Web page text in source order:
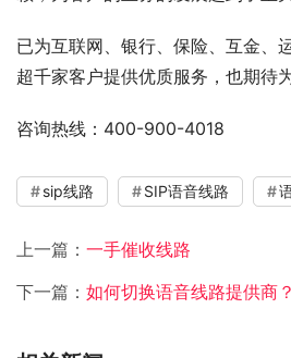
已为互联网、银行、保险、互金、
超千家客户提供优质服务，也期待
咨询热线：400-900-4018
sip线路 SIP语音线路
上一篇： 一手催收线路
下一篇： 如何切换语音线路提供商？